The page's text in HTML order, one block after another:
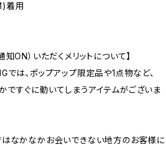
着用
知ON）いただくメリットについて】
は、ポップアップ限定品や1点物など、
ですぐに動いてしまうアイテムがございま
はなかなかお会いできない地方のお客様に